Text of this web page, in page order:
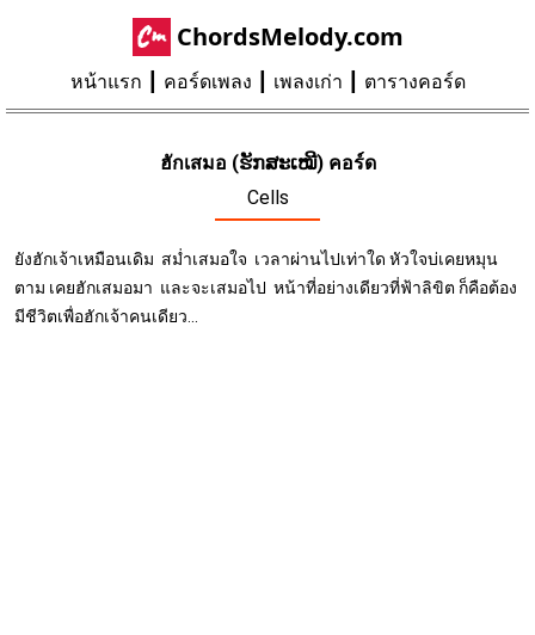
ChordsMelody.com
หน้าแรก คอร์ดเพลง เพลงเก่า ตารางคอร์ด
ฮักเสมอ (ຮັກສະເໝີ) คอร์ด
Cells
ยังฮักเจ้าเหมือนเดิม สม่ำเสมอใจ เวลาผ่านไปเท่าใด หัวใจบ่เคยหมุน
ตาม เคยฮักเสมอมา และจะเสมอไป หน้าที่อย่างเดียวที่ฟ้าลิขิต ก็คือต้อง
มีชีวิตเพื่อฮักเจ้าคนเดียว...